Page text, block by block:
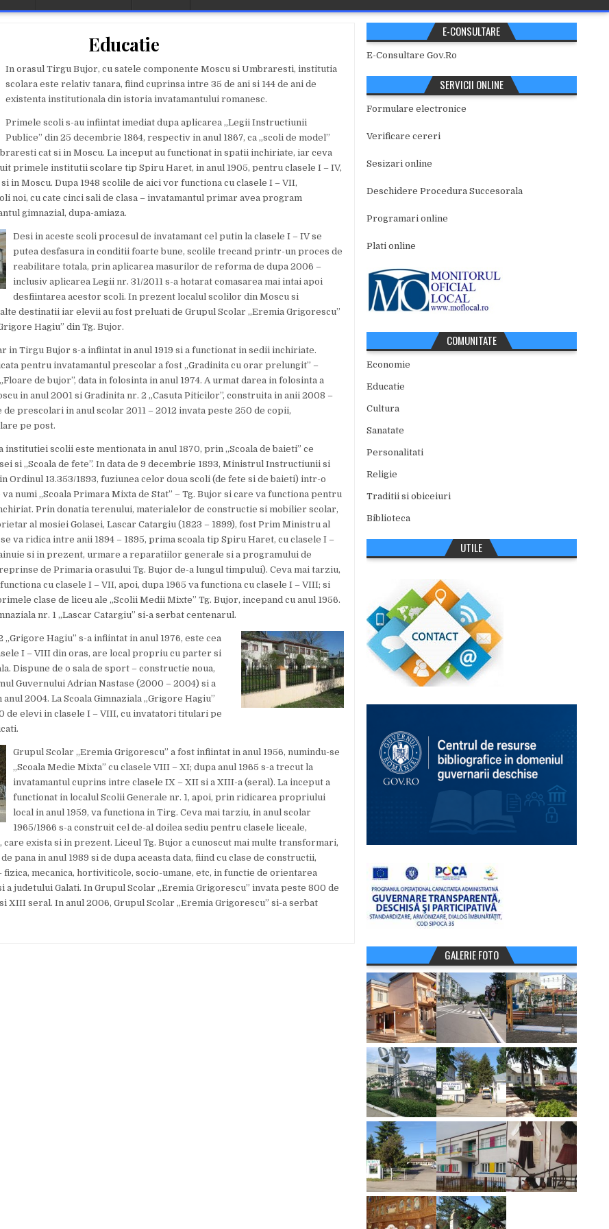
Educatie
In orasul Tirgu Bujor, cu satele componente Moscu si Umbraresti, institutia
scolara este relativ tanara, fiind cuprinsa intre 35 de ani si 144 de ani de
existenta institutionala din istoria invatamantului romanesc.
Primele scoli s-au infiintat imediat dupa aplicarea „Legii Instructiunii
Publice” din 25 decembrie 1864, respectiv in anul 1867, ca „scoli de model”
cat si in Moscu. La inceput au functionat in spatii inchiriate, iar ceva
primele institutii scolare tip Spiru Haret, in anul 1905, pentru clasele I – IV,
in Moscu. Dupa 1948 scolile de aici vor functiona cu clasele I – VII,
noi, cu cate cinci sali de clasa – invatamantul primar avea program
gimnazial, dupa-amiaza.
Desi in aceste scoli procesul de invatamant cel putin la clasele I – IV se
putea desfasura in conditii foarte bune, scolile trecand printr-un proces de
reabilitare totala, prin aplicarea masurilor de reforma de dupa 2006 –
inclusiv aplicarea Legii nr. 31/2011 s-a hotarat comasarea mai intai apoi
desfiintarea acestor scoli. In prezent localul scolilor din Moscu si
destinatii iar elevii au fost preluati de Grupul Scolar „Eremia Grigorescu”
Hagiu” din Tg. Bujor.
in Tirgu Bujor s-a infiintat in anul 1919 si a functionat in sedii inchiriate.
pentru invatamantul prescolar a fost „Gradinita cu orar prelungit” –
de bujor”, data in folosinta in anul 1974. A urmat darea in folosinta a
in anul 2001 si Gradinita nr. 2 „Casuta Piticilor”, construita in anii 2008 –
prescolari in anul scolar 2011 – 2012 invata peste 250 de copii,
pe post.
scolii este mentionata in anul 1870, prin „Scoala de baieti” ce
si „Scoala de fete”. In data de 9 decembrie 1893, Ministrul Instructiunii si
Ordinul 13.353/1893, fuziunea celor doua scoli (de fete si de baieti) intr-o
numi „Scoala Primara Mixta de Stat” – Tg. Bujor si care va functiona pentru
Prin donatia terenului, materialelor de constructie si mobilier scolar,
al mosiei Golasei, Lascar Catargiu (1823 – 1899), fost Prim Ministru al
va ridica intre anii 1894 – 1895, prima scoala tip Spiru Haret, cu clasele I –
si in prezent, urmare a reparatiilor generale si a programului de
de Primaria orasului Tg. Bujor de-a lungul timpului). Ceva mai tarziu,
cu clasele I – VII, apoi, dupa 1965 va functiona cu clasele I – VIII; si
clase de liceu ale „Scolii Medii Mixte” Tg. Bujor, incepand cu anul 1956.
nr. 1 „Lascar Catargiu” si-a serbat centenarul.
„Grigore Hagiu” s-a infiintat in anul 1976, este cea
I – VIII din oras, are local propriu cu parter si
Dispune de o sala de sport – constructie noua,
Guvernului Adrian Nastase (2000 – 2004) si a
2004. La Scoala Gimnaziala „Grigore Hagiu”
de elevi in clasele I – VIII, cu invatatori titulari pe
Grupul Scolar „Eremia Grigorescu” a fost infiintat in anul 1956, numindu-se
„Scoala Medie Mixta” cu clasele VIII – XI; dupa anul 1965 s-a trecut la
invatamantul cuprins intre clasele IX – XII si a XIII-a (seral). La inceput a
functionat in localul Scolii Generale nr. 1, apoi, prin ridicarea propriului
local in anul 1959, va functiona in Tirg. Ceva mai tarziu, in anul scolar
1965/1966 s-a construit cel de-al doilea sediu pentru clasele liceale,
exista si in prezent. Liceul Tg. Bujor a cunoscut mai multe transformari,
pana in anul 1989 si de dupa aceasta data, fiind cu clase de constructii,
fizica, mecanica, hortiviticole, socio-umane, etc, in functie de orientarea
a judetului Galati. In Grupul Scolar „Eremia Grigorescu” invata peste 800 de
XIII seral. In anul 2006, Grupul Scolar „Eremia Grigorescu” si-a serbat
E-CONSULTARE
E-Consultare Gov.Ro
SERVICII ONLINE
Formulare electronice
Verificare cereri
Sesizari online
Deschidere Procedura Succesorala
Programari online
Plati online
COMUNITATE
Economie
Educatie
Cultura
Sanatate
Personalitati
Religie
Traditii si obiceiuri
Biblioteca
UTILE
GALERIE FOTO